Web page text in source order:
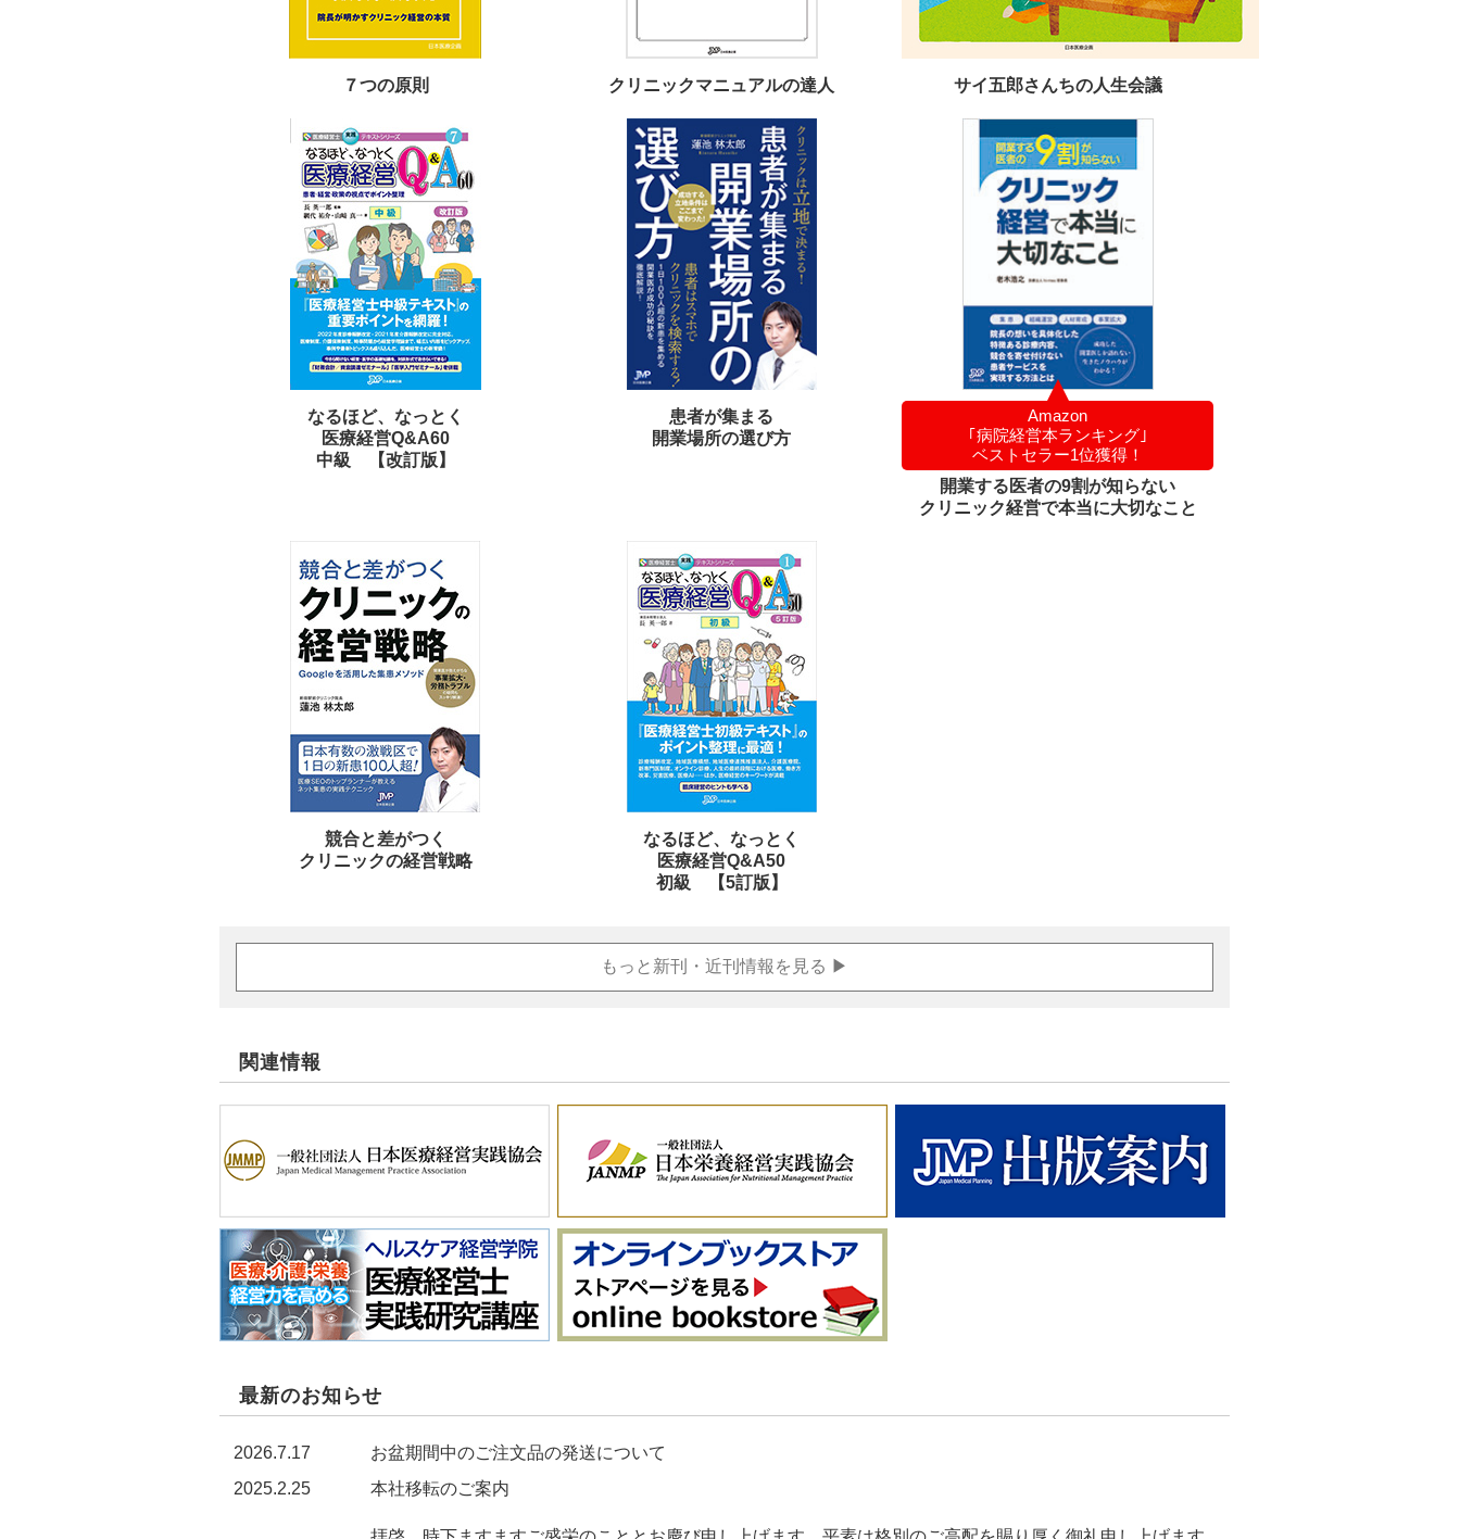
７つの原則 クリニックマニュアルの達人 サイ五郎さんちの人生会議
なるほど、なっとく
医療経営Q&A60
中級 【改訂版】
患者が集まる
開業場所の選び方
Amazon
｢病院経営本ランキング｣
ベストセラー1位獲得！
開業する医者の9割が知らない
クリニック経営で本当に大切なこと
競合と差がつく
クリニックの経営戦略
なるほど、なっとく
医療経営Q&A50
初級 【5訂版】
もっと新刊・ 近刊情報を見る ▶
関連情報
最新のお知らせ
2026.7.17
お盆期間中のご注文品の発送について
2025.2.25
本社移転のご案内